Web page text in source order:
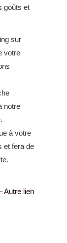
goûts et
sur
votre
notre
à votre
et fera de
Autre lien